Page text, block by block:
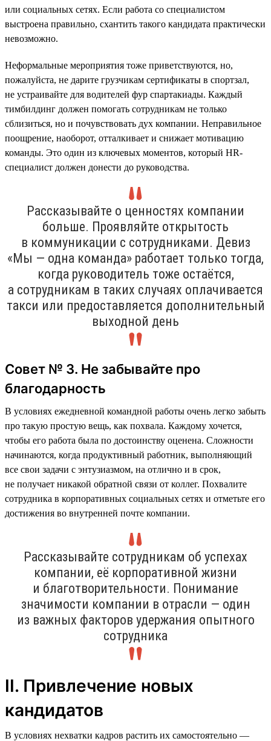
или социальных сетях. Если работа со специалистом
выстроена правильно, схантить такого кандидата практически
невозможно.
Неформальные мероприятия тоже приветствуются, но,
пожалуйста, не дарите грузчикам сертификаты в спортзал,
не устраивайте для водителей фур спартакиады. Каждый
тимбилдинг должен помогать сотрудникам не только
сблизиться, но и почувствовать дух компании. Неправильное
поощрение, наоборот, отталкивает и снижает мотивацию
команды. Это один из ключевых моментов, который HR-
специалист должен донести до руководства.
Рассказывайте о ценностях компании
больше. Проявляйте открытость
в коммуникации с сотрудниками. Девиз
«Мы — одна команда» работает только тогда,
когда руководитель тоже остаётся,
а сотрудникам в таких случаях оплачивается
такси или предоставляется дополнительный
выходной день
Совет № 3. Не забывайте про
благодарность
В условиях ежедневной командной работы очень легко забыть
про такую простую вещь, как похвала. Каждому хочется,
чтобы его работа была по достоинству оценена. Сложности
начинаются, когда продуктивный работник, выполняющий
все свои задачи с энтузиазмом, на отлично и в срок,
не получает никакой обратной связи от коллег. Похвалите
сотрудника в корпоративных социальных сетях и отметьте его
достижения во внутренней почте компании.
Рассказывайте сотрудникам об успехах
компании, её корпоративной жизни
и благотворительности. Понимание
значимости компании в отрасли — один
из важных факторов удержания опытного
сотрудника
II. Привлечение новых
кандидатов
В условиях нехватки кадров растить их самостоятельно —